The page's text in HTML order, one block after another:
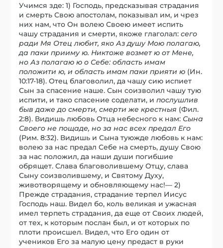
Учимся зде: 1) Господь, предсказывая страдания
и смерть Свою апостолам, показывал им, и чрез
них нам, что Он волею Своею имеет испить
чашу страдания и смерти, якоже глаголал:сего
ради Мя Отец любит, яко Аз душу Мою полагаю,
да паки прииму ю. Никтоже возмет ю от Мене,
но Аз полагаю ю о Себе: область имам
положити ю, и область имам паки прияти ю (Ин.
10:17-18). Отец благоволил, да чашу сию испиет
Сын за спасение наше. Сын соизволил чашу тую
испити, и тако спасение соделати, ипослушлив
быв даже до смерти, смерти же крестныя (Фил.
2:8). Видишь любовь Отца небесного к нам: Сына
Своего не пощаде, но за нас всех предал Его
(Рим. 8:32). Видишь и Сына туюжде любовь к нам:
волею за нас предал Себе на смерть, душу Свою
за нас положил, да наши души погибшие
обрящет. Слава благоволившему Отцу, слава
Сыну соизволившему, и Святому Духу,
животворящему и обновляющему нас!— 2)
Прежде страдания, страдание терпел Иисус
Господь наш. Видел бо, коль великая и ужасная
имел терпеть страдания, да еще от Своих людей,
от тех, к которым послан был, и от которых по
плоти происшел. Видел, что Его один от
учеников Его за малую цену предаст в руки